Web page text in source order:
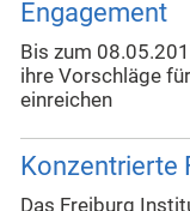
Engagement
Bis zum
ihre Vorschläge
einreichen
Konzentrierte
Das Freiburg